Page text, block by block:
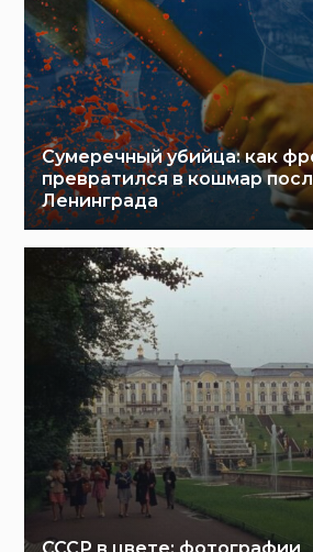
Сумеречный убийца: как
превратился в кошмар
Ленинграда